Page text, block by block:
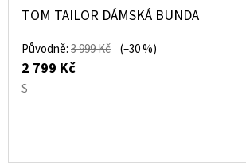
TOM TAILOR DÁMSKÁ BUNDA
Původně:3 999 Kč (–30 %)
2 799 Kč
S